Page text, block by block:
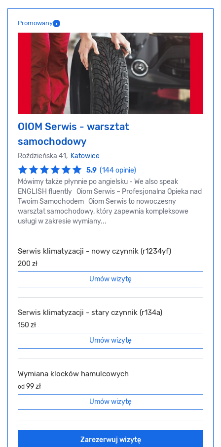
Promowany
OIOM Serwis - warsztat
samochodowy
Roździeńska 41, Katowice
5.9 (144 opinie)
Mówimy także płynnie po angielsku - We also speak
ENGLISH fluently Oiom Serwis – Profesjonalna Opieka nad
Twoim Samochodem Oiom Serwis to nowoczesny
warsztat samochodowy, który zapewnia kompleksowe
usługi w zakresie wymiany...
Serwis klimatyzacji - nowy czynnik (r1234yf)
200 zł
Umów wizytę
Serwis klimatyzacji - stary czynnik (r134a)
150 zł
Umów wizytę
Wymiana klocków hamulcowych
od 99 zł
Umów wizytę
Zarezerwuj wizytę